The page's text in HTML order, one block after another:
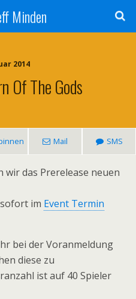
Minden
2014
Of The Gods
Mail SMS
das Prerelease neuen
im Event Termin
bei der Voranmeldung
diese zu
ist auf 40 Spieler